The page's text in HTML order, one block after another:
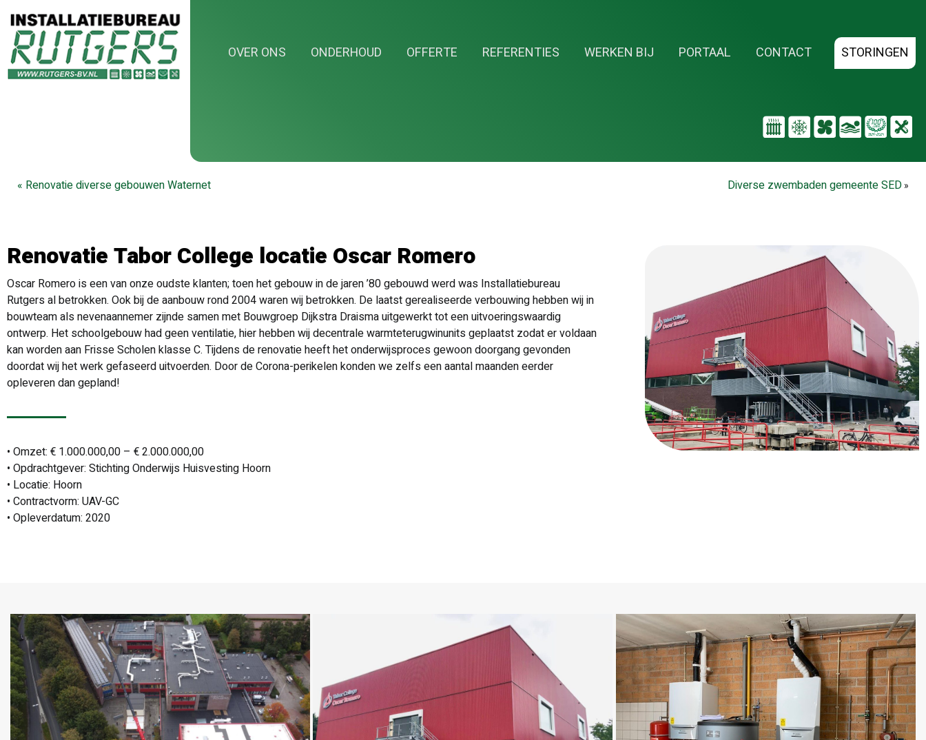
OVER ONS ONDERHOUD OFFERTE REFERENTIES WERKEN BIJ PORTAAL CONTACT STORINGEN
« Renovatie diverse gebouwen Waternet Diverse zwembaden gemeente SED»
Renovatie Tabor College locatie Oscar Romero
Oscar Romero is een van onze oudste klanten; toen het gebouw in de jaren ’80 gebouwd werd was Installatiebureau
Rutgers al betrokken. Ook bij de aanbouw rond 2004 waren wij betrokken. De laatst gerealiseerde verbouwing hebben wij in
bouwteam als nevenaannemer zijnde samen met Bouwgroep Dijkstra Draisma uitgewerkt tot een uitvoeringswaardig
ontwerp. Het schoolgebouw had geen ventilatie, hier hebben wij decentrale warmteterugwinunits geplaatst zodat er voldaan
kan worden aan Frisse Scholen klasse C. Tijdens de renovatie heeft het onderwijsproces gewoon doorgang gevonden
doordat wij het werk gefaseerd uitvoerden. Door de Corona-perikelen konden we zelfs een aantal maanden eerder
opleveren dan gepland!
• Omzet: € 1.000.000,00 – € 2.000.000,00
• Opdrachtgever: Stichting Onderwijs Huisvesting Hoorn
• Locatie: Hoorn
• Contractvorm: UAV-GC
• Opleverdatum: 2020